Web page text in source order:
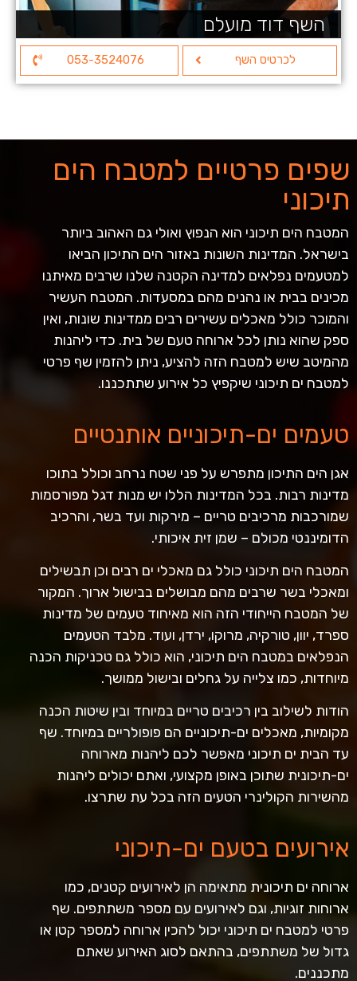
השף דוד מועלם
לכרטיס השף 053-3524076
שפים פרטיים למטבח הים
תיכוני
המטבח הים תיכוני הוא הנפוץ ואולי גם האהוב ביותר
בישראל. המדינות השונות באזור הים התיכון הביאו
למטעמים נפלאים למדינה הקטנה שלנו שרבים מאיתנו
מכינים בבית או נהנים מהם במסעדות. המטבח העשיר
והמוכר כולל מאכלים עשירים רבים ממדינות שונות, ואין
ספק שהוא נותן לכל ארוחה טעם של בית. כדי ליהנות
מהמיטב שיש למטבח הזה להציע, ניתן להזמין שף פרטי
למטבח ים תיכוני שיקפיץ כל אירוע שתתכננו.
טעמים ים-תיכוניים אותנטיים
אגן הים התיכון מתפרש על פני שטח נרחב וכולל בתוכו
מדינות רבות. בכל המדינות הללו יש מנות דגל מפורסמות
שמורכבות מרכיבים טריים – מירקות ועד בשר, והרכיב
הדומיננטי מכולם – שמן זית איכותי.
המטבח הים תיכוני כולל גם מאכלי ים רבים וכן תבשילים
ומאכלי בשר שרבים מהם מבושלים בבישול ארוך. המקור
של המטבח הייחודי הזה הוא מאיחוד טעמים של מדינות
ספרד, יוון, טורקיה, מרוקו, ירדן, ועוד. מלבד הטעמים
הנפלאים במטבח הים תיכוני, הוא כולל גם טכניקות הכנה
מיוחדות, כמו צלייה על גחלים ובישול ממושך.
הודות לשילוב בין רכיבים טריים במיוחד ובין שיטות הכנה
מקומיות, מאכלים ים-תיכוניים הם פופולריים במיוחד. שף
עד הבית ים תיכוני מאפשר לכם ליהנות מארוחה
ים-תיכונית שתוכן באופן מקצועי, ואתם יכולים ליהנות
מהשירות הקולינרי הטעים הזה בכל עת שתרצו.
אירועים בטעם ים-תיכוני
ארוחה ים תיכונית מתאימה הן לאירועים קטנים, כמו
ארוחות זוגיות, וגם לאירועים עם מספר משתתפים. שף
פרטי למטבח ים תיכוני יכול להכין ארוחה למספר קטן או
גדול של משתתפים, בהתאם לסוג האירוע שאתם
מתכננים.